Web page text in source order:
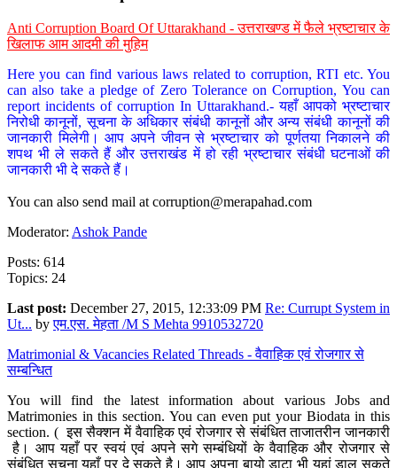
Anti Corruption Board Of Uttarakhand - उत्तराखण्ड में फैले भ्रष्टाचार के
खिलाफ आम आदमी की मुहिम
Here you can find various laws related to corruption, RTI etc. You
can also take a pledge of Zero Tolerance on Corruption, You can
report incidents of corruption In Uttarakhand.- यहाँ आपको भ्रष्टाचार
निरोधी कानूनों, सूचना के अधिकार संबंधी कानूनों और अन्य संबंधी कानूनों की
जानकारी मिलेगी। आप अपने जीवन से भ्रष्टाचार को पूर्णतया निकालने की
शपथ भी ले सकते हैं और उत्तराखंड में हो रही भ्रष्टाचार संबंधी घटनाओं की
जानकारी भी दे सकते हैं।
You can also send mail at corruption@merapahad.com
Moderator: Ashok Pande
Posts: 614
Topics: 24
Last post: December 27, 2015, 12:33:09 PM Re: Currupt System in
Ut... byएम.एस. मेहता /M S Mehta 9910532720
Matrimonial & Vacancies Related Threads - वैवाहिक एवं रोजगार से
सम्बन्धित
You will find the latest information about various Jobs and
Matrimonies in this section. You can even put your Biodata in this
section. ( इस सैक्शन में वैवाहिक एवं रोजगार से संबंधित ताजातरीन जानकारी
है। आप यहाँ पर स्वयं एवं अपने सगे सम्बंधियों के वैवाहिक और रोजगार से
संबंधित सूचना यहाँ पर दे सकते है। आप अपना बायो डाटा भी यहां डाल सकते